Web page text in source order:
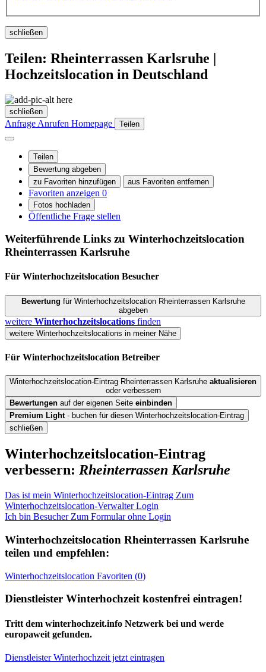
schließen
Teilen: Rheinterrassen Karlsruhe |
Hochzeitslocation in Deutschland
schließen
Anfrage Anrufen Homepage Teilen
Teilen
Bewertung abgeben
zu Favoriten hinzufügen
aus Favoriten entfernen
Favoriten anzeigen 0
Fotos hochladen
Öffentliche Frage stellen
Weiterführende Links zu Winterhochzeitslocation
Rheinterrassen Karlsruhe
Für Winterhochzeitslocation Besucher
Bewertung für Winterhochzeitslocation Rheinterrassen Karlsruhe
abgeben
weitere Winterhochzeitslocations finden
weitere Winterhochzeitslocations in meiner Nähe
Für Winterhochzeitslocation Betreiber
Winterhochzeitslocation-Eintrag Rheinterrassen Karlsruhe aktualisieren
oder verbessern
Bewertungen auf der eigenen Seite einbinden
Premium Light- buchen für diesen Winterhochzeitslocation-Eintrag
schließen
Winterhochzeitslocation-Eintrag
verbessern: Rheinterrassen Karlsruhe
Das ist mein Winterhochzeitslocation-Eintrag Zum
Winterhochzeitslocation-Verwalter Login
Ich bin Besucher Zum Formular ohne Login
Winterhochzeitslocation Rheinterrassen Karlsruhe
teilen und empfehlen:
Winterhochzeitslocation Favoriten (0)
Dienstleister Winterhochzeit kostenfrei eintragen!
Tritt dem winterhochzeit.info Netzwerk bei und werde
europaweit gefunden.
Dienstleister Winterhochzeit jetzt eintragen